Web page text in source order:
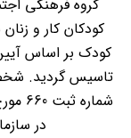
گروه فرهنگی
کودکان کار و
کودک بر اساس
تاسیس گردید.
در